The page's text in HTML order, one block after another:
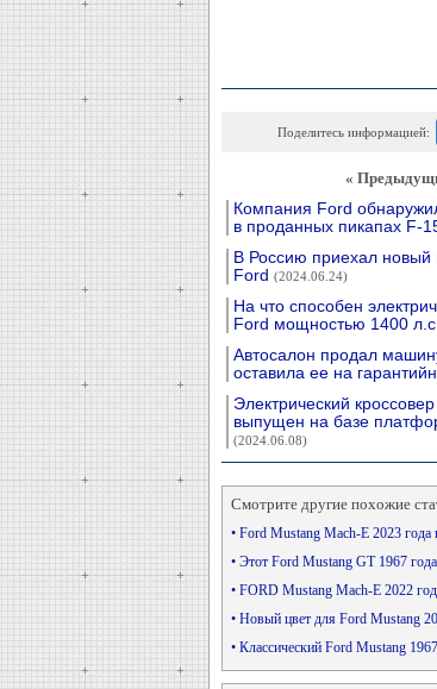
Поделитесь информацией:
«
Компания Ford
в проданных пикапах F-
В Россию приехал новый
Ford (2024.06.24)
На что способен
Ford мощностью 1400 л.с.
Автосалон продал
оставила ее на
Электрический
выпущен на базе
(2024.06.08)
Смотрите другие похожие
• Ford Mustang Mach-E 2023
• Этот Ford Mustang GT 1967
• FORD Mustang Mach-E 2022
• Новый цвет для Ford Mustang
• Классический Ford Mustang